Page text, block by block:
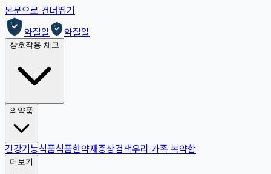
본문으로 건너뛰기
약잘알
약잘알
상호작용 체크
의약품
건강기능식품식품한약재증상검색우리 가족 복약함
더보기